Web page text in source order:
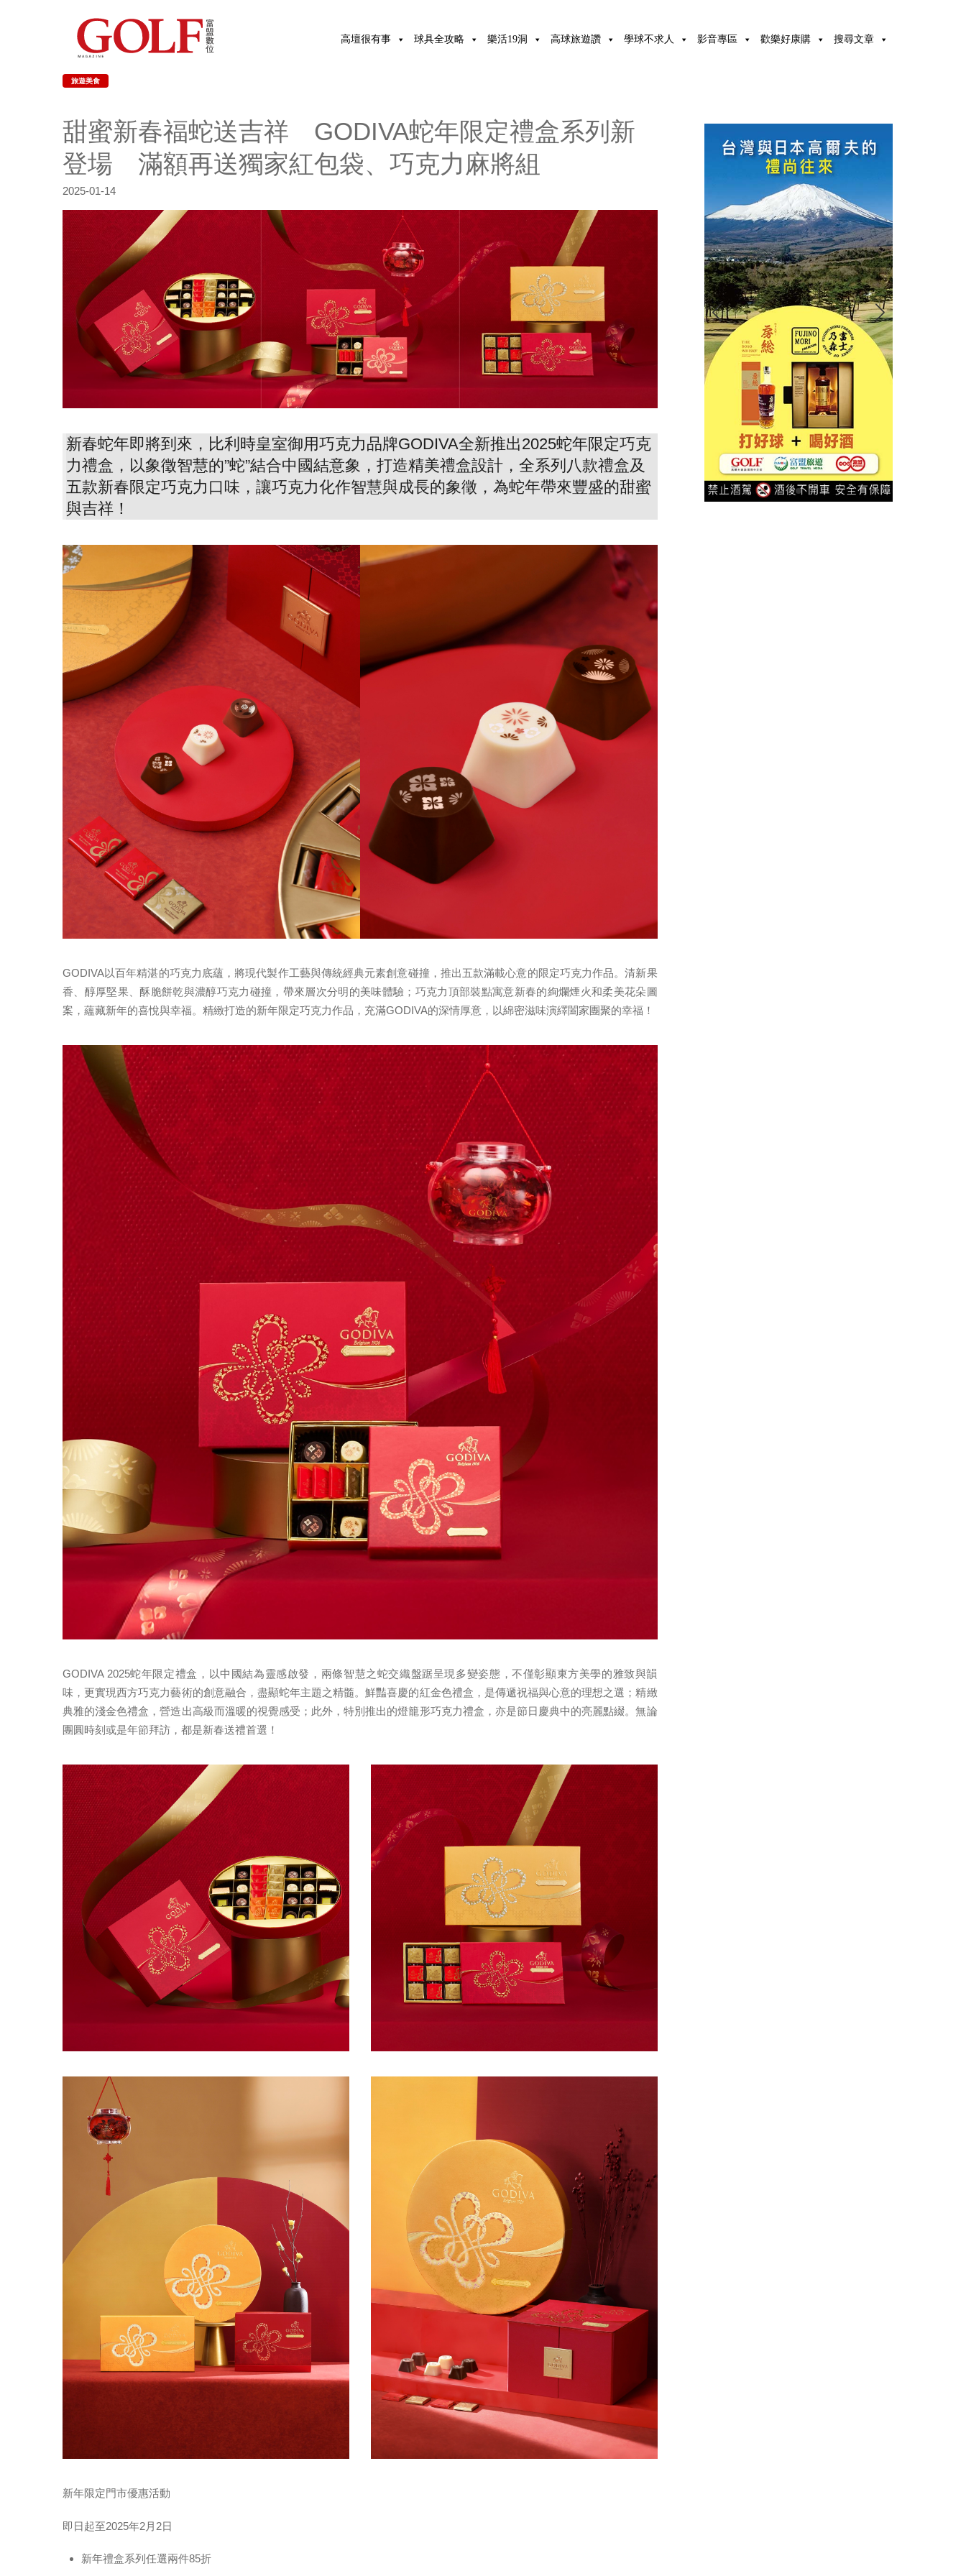
高壇很有事 球具全攻略 樂活19洞 高球旅遊讚 學球不求人 影音專區 歡樂好康購 搜尋文章
旅遊美食
甜蜜新春福蛇送吉祥 GODIVA蛇年限定禮盒系列新
登場 滿額再送獨家紅包袋、巧克力麻將組
2025-01-14
新春蛇年即將到來，比利時皇室御用巧克力品牌GODIVA全新推出2025蛇年限定巧克
力禮盒，以象徵智慧的”蛇”結合中國結意象，打造精美禮盒設計，全系列八款禮盒及
五款新春限定巧克力口味，讓巧克力化作智慧與成長的象徵，為蛇年帶來豐盛的甜蜜
與吉祥！
GODIVA以百年精湛的巧克力底蘊，將現代製作工藝與傳統經典元素創意碰撞，推出五款滿載心意的限定巧克力作品。清新果
香、醇厚堅果、酥脆餅乾與濃醇巧克力碰撞，帶來層次分明的美味體驗；巧克力頂部裝點寓意新春的絢爛煙火和柔美花朵圖
案，蘊藏新年的喜悅與幸福。精緻打造的新年限定巧克力作品，充滿GODIVA的深情厚意，以綿密滋味演繹闔家團聚的幸福！
GODIVA 2025蛇年限定禮盒，以中國結為靈感啟發，兩條智慧之蛇交織盤踞呈現多變姿態，不僅彰顯東方美學的雅致與韻
味，更實現西方巧克力藝術的創意融合，盡顯蛇年主題之精髓。鮮豔喜慶的紅金色禮盒，是傳遞祝福與心意的理想之選；精緻
典雅的淺金色禮盒，營造出高級而溫暖的視覺感受；此外，特別推出的燈籠形巧克力禮盒，亦是節日慶典中的亮麗點綴。無論
團圓時刻或是年節拜訪，都是新春送禮首選！
新年限定門市優惠活動
即日起至2025年2月2日
新年禮盒系列任選兩件85折